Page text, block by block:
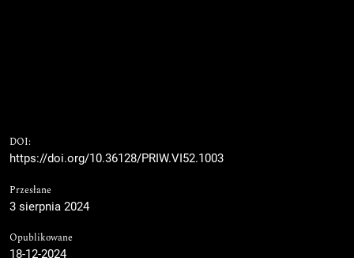
DOI:
https://doi.org/10.36128/PRIW.VI52.1003
Przesłane
3 sierpnia 2024
Opublikowane
18-12-2024